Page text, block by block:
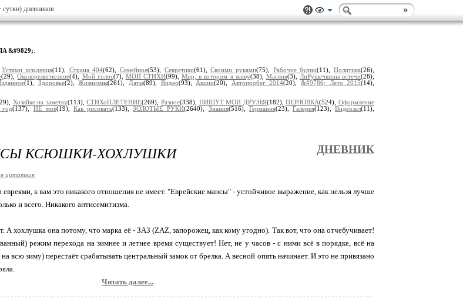
сутки) дневников
&#9829;
Устами младенца(11), Страна 404(62), Семейное(53), Секретики(61),Своими руками(75), Рабочие будни(11),Политика(26),
(29),Околорелигиозное(4), Мой голос(7), МОИ СТИХИ(99),Мир, в котором я живу(38), Масяня(3), ЛиРушечкины встечи(28),
(1), Здоровье(2),Жизнизмы(261), Даты(89), Видео(93), Акции(20), Автопробег 2014(20), &#9786; Лето 2015(14),
Хозяйке на заметку(113),СТИХоПЛЕТЕНИЕ(269),Разное(338), ПИШУТ МОИ ДРУЗЬЯ(182),ПЕРЛОВКА(524),Оформление
год(137), НЕ моё(19), Как рисовать(133),ЗОЛОТЫЕ РУКИ(2640), Знания(516), Гермaния(23), Гaлерея(123),Видеозал(11),
КСЮШКИ-ХОХЛУШКИ ДНЕВНИК
цитатник
к вам это никакого отношения не имеет. "Еврейские мансы" - устойчивое выражение, как нельзя лучше
и всего. Никакого антисемитизма.
А хохлушка она потому, что марка её - ЗАЗ (ZAZ, запорожец, как кому угодно). Так вот, что она отчебучивает!
режим перехода на зимнее и летнее время существует! Нет, не у часов - с ними всё в порядке, всё на
всю зиму) перестаёт срабатывать центральный замок от брелка. А весной опять начинает. И это не привязано
Читать далее...